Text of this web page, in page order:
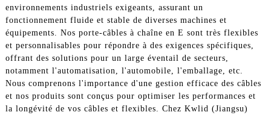
environnements industriels exigeants, assurant un
fonctionnement fluide et stable de diverses machines et
équipements. Nos porte-câbles à chaîne en E sont très flexibles
et personnalisables pour répondre à des exigences spécifiques,
offrant des solutions pour un large éventail de secteurs,
notamment l'automatisation, l'automobile, l'emballage, etc.
Nous comprenons l'importance d'une gestion efficace des câbles
et nos produits sont conçus pour optimiser les performances et
la longévité de vos câbles et flexibles. Chez Kwlid (Jiangsu)